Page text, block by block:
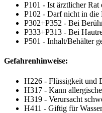
P101 - Ist ärztlicher Rat
P102 - Darf nicht in die
P302+P352 - Bei
P333+P313 - Bei
P501 - Inhalt/Behälter
Gefahrenhinweise:
H226 - Flüssigkeit und
H317 - Kann
H319 - Verursacht
H411 - Giftig für